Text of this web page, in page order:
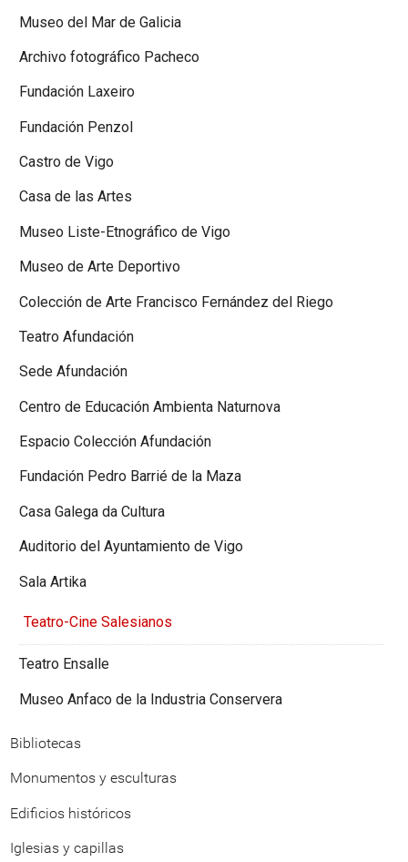
Museo del Mar de Galicia
Archivo fotográfico Pacheco
Fundación Laxeiro
Fundación Penzol
Castro de Vigo
Casa de las Artes
Museo Liste-Etnográfico de Vigo
Museo de Arte Deportivo
Colección de Arte Francisco Fernández del Riego
Teatro Afundación
Sede Afundación
Centro de Educación Ambienta Naturnova
Espacio Colección Afundación
Fundación Pedro Barrié de la Maza
Casa Galega da Cultura
Auditorio del Ayuntamiento de Vigo
Sala Artika
Teatro-Cine Salesianos
Teatro Ensalle
Museo Anfaco de la Industria Conservera
Bibliotecas
Monumentos y esculturas
Edificios históricos
Iglesias y capillas